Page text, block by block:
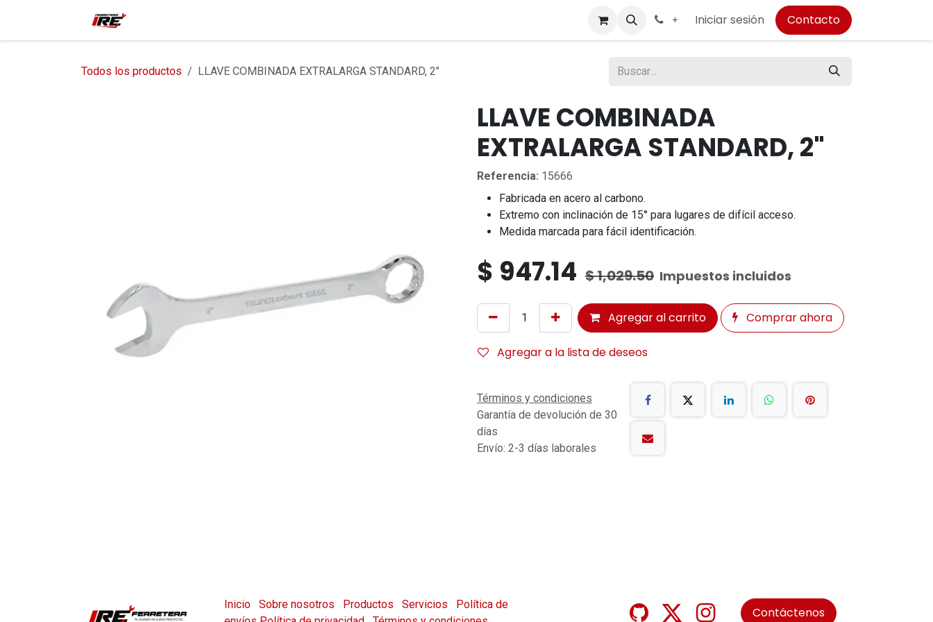
+ Iniciar sesión Contacto
Todos los productos LLAVE COMBINADA EXTRALARGA STANDARD, 2"
LLAVE COMBINADA
EXTRALARGA STANDARD, 2"
Referencia: 15666
Fabricada en acero al carbono.
Extremo con inclinación de 15° para lugares de difícil acceso.
Medida marcada para fácil identificación.
$ 947.14 $1,029.50 Impuestos incluidos
Agregar al carrito Comprar ahora
Agregar a la lista de deseos
Términos y condiciones
Garantía de devolución de 30
días
Envío: 2-3 días laborales
Inicio Sobre nosotros Productos Servicios
Política de
Contáctenos